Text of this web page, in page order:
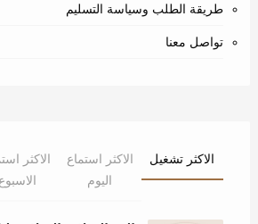
طريقة الطلب وسياسة التسليم
تواصل معنا
الاكثر تشغيل
الاكثر استماع
اليوم
الاكثر
الاسبوع